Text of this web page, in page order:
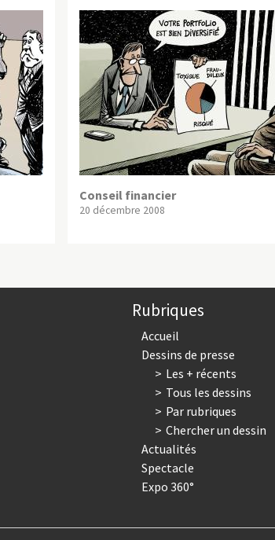
Conseil financier
20 décembre 2008
Rubriques
Accueil
Dessins de presse
Les + récents
Tous les dessins
Par rubriques
Chercher un dessin
Actualités
Spectacle
Expo 360°